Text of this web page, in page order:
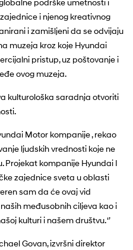
podrške umetnosti i
i njenog kreativnog
i zamišljeni da se odvijaju
muzeja kroz koje Hyundai
pristup, uz poštovanje i
ovog muzeja.
kulturološka saradnja otvoriti
Motor kompanije , rekao
ljudskih vrednosti koje ne
Projekat kompanije Hyundai I
zajednice sveta u oblasti
sam da će ovaj vid
međusobnih ciljeva kao i
kulturi i našem društvu. ‘’
Govan, izvršni direktor